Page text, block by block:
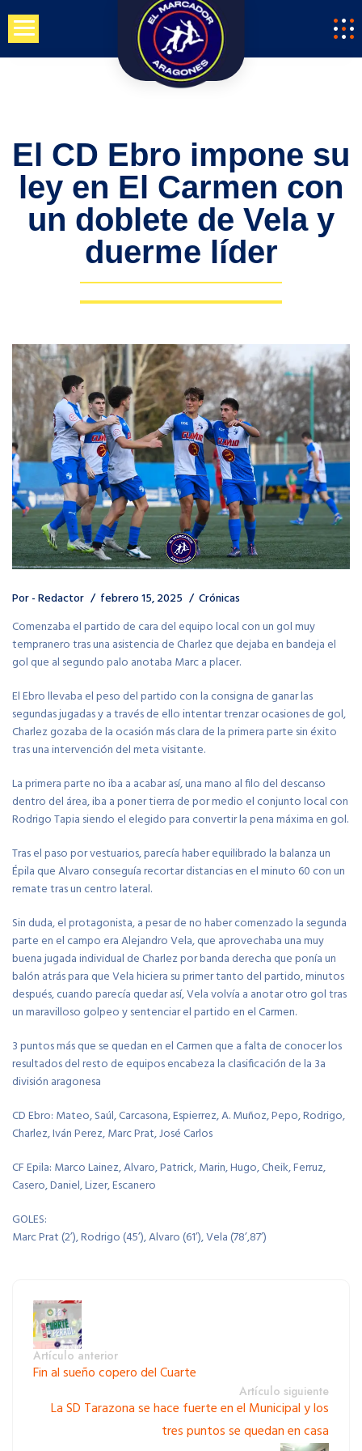
Saltar
contenido
El CD Ebro impone su
ley en El Carmen con
un doblete de Vela y
duerme líder
Por -Redactor febrero 15, 2025
Crónicas
Comenzaba el partido de cara del equipo local con un gol muy
tempranero tras una asistencia de Charlez que dejaba en bandeja el
gol que al segundo palo anotaba Marc a placer.
El Ebro llevaba el peso del partido con la consigna de ganar las
segundas jugadas y a través de ello intentar trenzar ocasiones de gol,
Charlez gozaba de la ocasión más clara de la primera parte sin éxito
tras una intervención del meta visitante.
La primera parte no iba a acabar así, una mano al filo del descanso
dentro del área, iba a poner tierra de por medio el conjunto local con
Rodrigo Tapia siendo el elegido para convertir la pena máxima en gol.
Tras el paso por vestuarios, parecía haber equilibrado la balanza un
Épila que Alvaro conseguía recortar distancias en el minuto 60 con un
remate tras un centro lateral.
Sin duda, el protagonista, a pesar de no haber comenzado la segunda
parte en el campo era Alejandro Vela, que aprovechaba una muy
buena jugada individual de Charlez por banda derecha que ponía un
balón atrás para que Vela hiciera su primer tanto del partido, minutos
después, cuando parecía quedar así, Vela volvía a anotar otro gol tras
un maravilloso golpeo y sentenciar el partido en el Carmen.
3 puntos más que se quedan en el Carmen que a falta de conocer los
resultados del resto de equipos encabeza la clasificación de la 3a
división aragonesa
CD Ebro: Mateo, Saúl, Carcasona, Espierrez, A. Muñoz, Pepo, Rodrigo,
Charlez, Iván Perez, Marc Prat, José Carlos
CF Epila: Marco Lainez, Alvaro, Patrick, Marin, Hugo, Cheik, Ferruz,
Casero, Daniel, Lizer, Escanero
GOLES:
Marc Prat (2’), Rodrigo (45’), Alvaro (61’), Vela (78’,87’)
Artículo anterior
Fin al sueño copero del Cuarte
Artículo siguiente
La SD Tarazona se hace fuerte en el Municipal y los
tres puntos se quedan en casa